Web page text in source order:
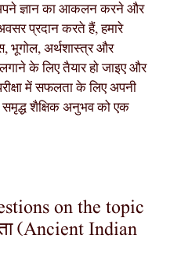
ज्ञान का आकलन करने और
प्रदान करते हैं, हमारे
भूगोल, अर्थशास्त्र और
के लिए तैयार हो जाइए और
में सफलता के लिए अपनी
शैक्षिक अनुभव को एक
on the topic
(Ancient Indian